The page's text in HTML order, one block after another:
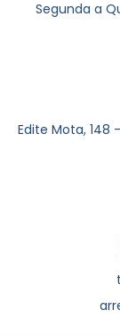
Segunda a
Edite Mota, 148